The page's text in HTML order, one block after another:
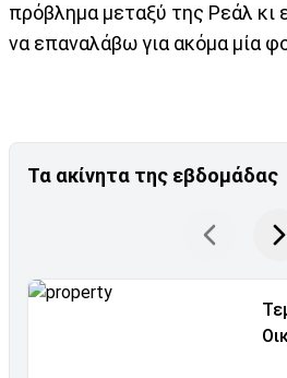
πρόβλημα μεταξύ της Ρεάλ κι
να επαναλάβω για ακόμα μία
Τα ακίνητα της εβδομάδας